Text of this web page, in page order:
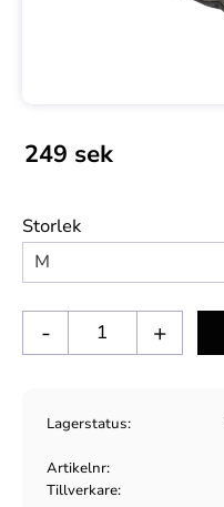
249 sek
Storlek
+
-
Lagerstatus
Artikelnr
Tillverkare